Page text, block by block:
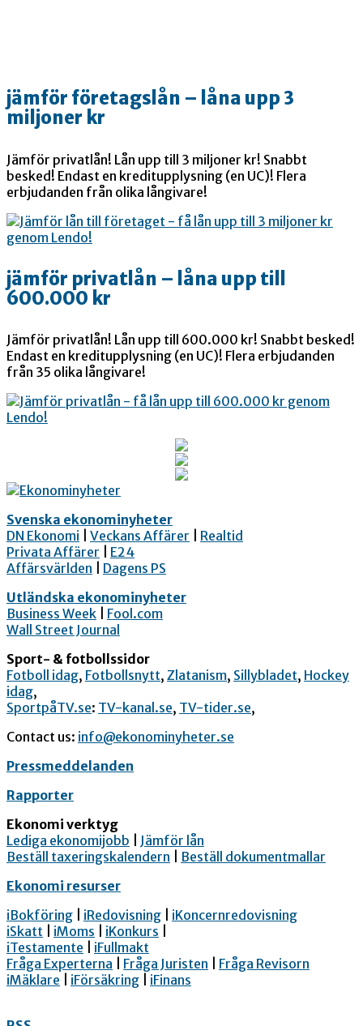
jämför företagslån – låna upp 3
miljoner kr
Jämför privatlån! Lån upp till 3 miljoner kr! Snabbt
besked! Endast en kreditupplysning (en UC)! Flera
erbjudanden från olika långivare!
jämför privatlån – låna upp till
600.000 kr
Jämför privatlån! Lån upp till 600.000 kr! Snabbt besked!
Endast en kreditupplysning (en UC)! Flera erbjudanden
från 35 olika långivare!
Svenska ekonominyheter
DN Ekonomi
Veckans Affärer
Realtid
Privata Affärer
E24
Affärsvärlden
Dagens PS
Utländska ekonominyheter
Business Week
Fool.com
Wall Street Journal
Sport- & fotbollssidor
Fotboll idag, Fotbollsnytt, Zlatanism, Sillybladet, Hockey
idag,
SportpåTV.se: TV-kanal.se, TV-tider.se,
Contact us: info@ekonominyheter.se
Pressmeddelanden
Rapporter
Ekonomi verktyg
Lediga ekonomijobb
Jämför lån
Beställ taxeringskalendern
Beställ dokumentmallar
Ekonomi resurser
iBokföring
iRedovisning
iKoncernredovisning
iSkatt
iMoms iKonkurs
iTestamente
iFullmakt
Fråga Experterna
Fråga Juristen
Fråga Revisorn
iMäklare
iFörsäkring iFinans